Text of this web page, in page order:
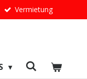
Vermietung